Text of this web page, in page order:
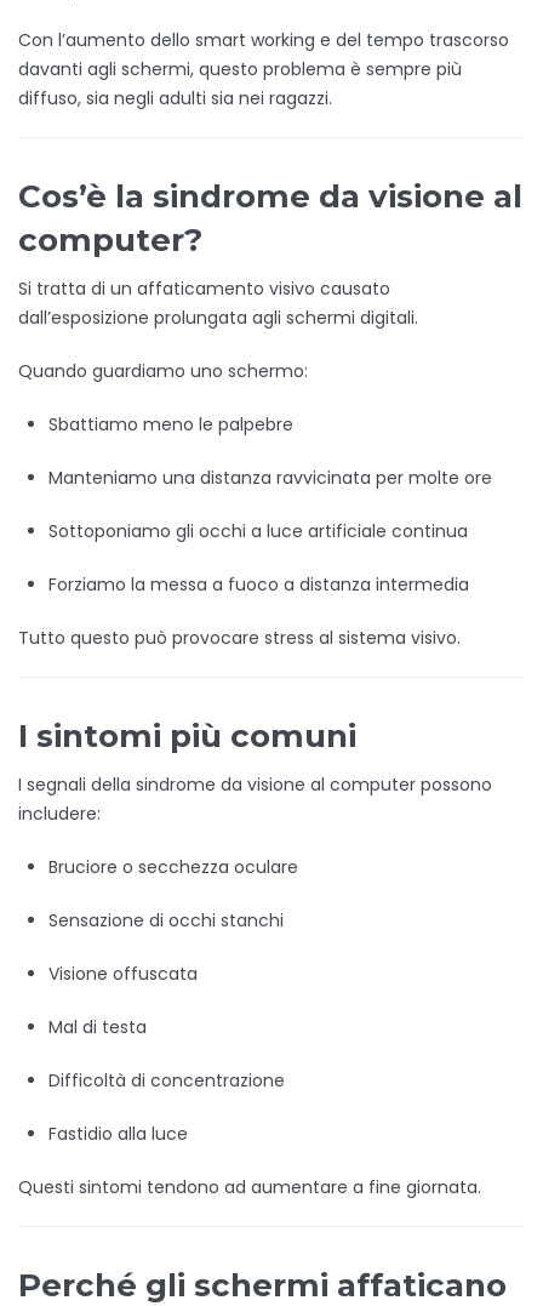
Con l’aumento dello smart working e del tempo trascorso
davanti agli schermi, questo problema è sempre più
diffuso, sia negli adulti sia nei ragazzi.
Cos’è la sindrome da visione al
computer?
Si tratta di un affaticamento visivo causato
dall’esposizione prolungata agli schermi digitali.
Quando guardiamo uno schermo:
Sbattiamo meno le palpebre
Manteniamo una distanza ravvicinata per molte ore
Sottoponiamo gli occhi a luce artificiale continua
Forziamo la messa a fuoco a distanza intermedia
Tutto questo può provocare stress al sistema visivo.
I sintomi più comuni
I segnali della sindrome da visione al computer possono
includere:
Bruciore o secchezza oculare
Sensazione di occhi stanchi
Visione offuscata
Mal di testa
Difficoltà di concentrazione
Fastidio alla luce
Questi sintomi tendono ad aumentare a fine giornata.
Perché gli schermi affaticano